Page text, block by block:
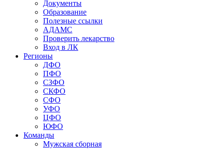
Документы
Образование
Полезные ссылки
АДАМС
Проверить лекарство
Вход в ЛК
Регионы
ДФО
ПФО
СЗФО
СКФО
СФО
УФО
ЦФО
ЮФО
Команды
Мужская сборная